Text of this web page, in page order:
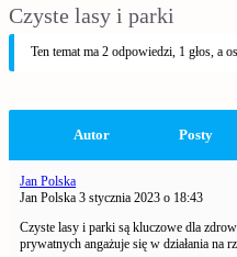
Czyste lasy i parki
Ten temat ma 2 odpowiedzi, 1 głos, a
Autor Posty
Jan Polska
Jan Polska 3 stycznia 2023 o 18:43
Czyste lasy i parki są kluczowe dla
prywatnych angażuje się w działania na